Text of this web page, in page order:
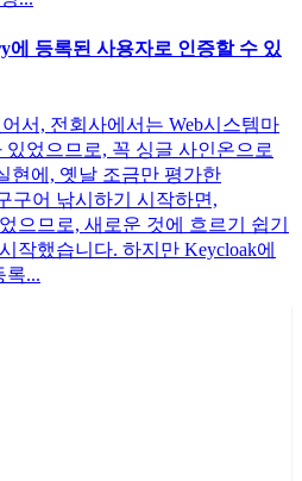
에 등록된 사용자로 인증할 수 있
서, 전회사에서는 Web시스템마
었으므로, 꼭 싱글 사인온으로
현에, 옛날 조금만 평가한
구어 낚시하기 시작하면,
으므로, 새로운 것에 흐르기 쉽기
작했습니다. 하지만 Keycloak에
록...